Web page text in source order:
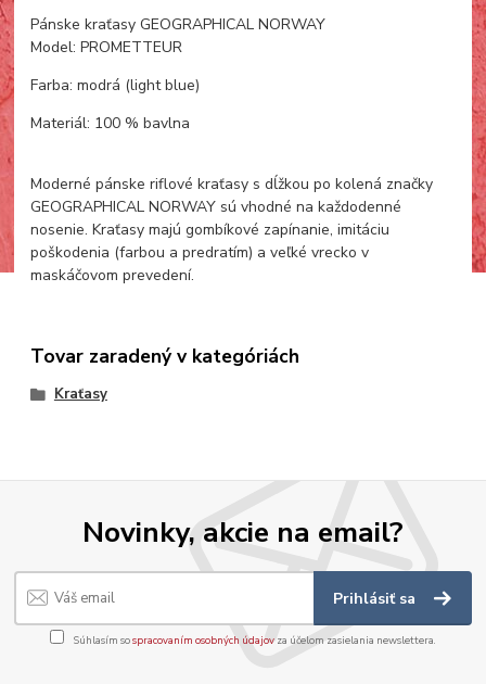
Pánske kraťasy GEOGRAPHICAL NORWAY
Model: PROMETTEUR
Farba: modrá (light blue)
Materiál: 100 % bavlna
Moderné pánske riflové kraťasy s dĺžkou po kolená značky
GEOGRAPHICAL NORWAY sú vhodné na každodenné
nosenie. Kraťasy majú gombíkové zapínanie, imitáciu
poškodenia (farbou a predratím) a veľké vrecko v
maskáčovom prevedení.
Tovar zaradený v kategóriách
Kraťasy
Novinky, akcie na email?
Prihlásiť sa
Súhlasím sospracovaním osobných údajov za účelom zasielania newslettera.